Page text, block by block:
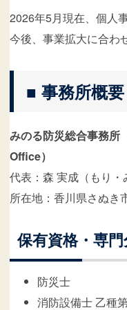
2026年5月現在、個人
今後、事業拡大に合わ
■ 事務所概要
みのる防災総合事務
Office）
代表：森 実成（もり・
所在地：香川県さぬき
保有資格・専
防災士
消防設備士 乙種